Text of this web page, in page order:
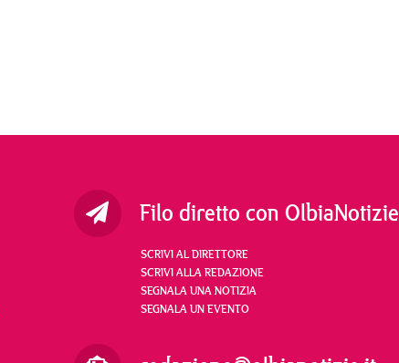
Filo diretto con OlbiaNotizie
SCRIVI AL DIRETTORE
SCRIVI ALLA REDAZIONE
SEGNALA UNA NOTIZIA
SEGNALA UN EVENTO